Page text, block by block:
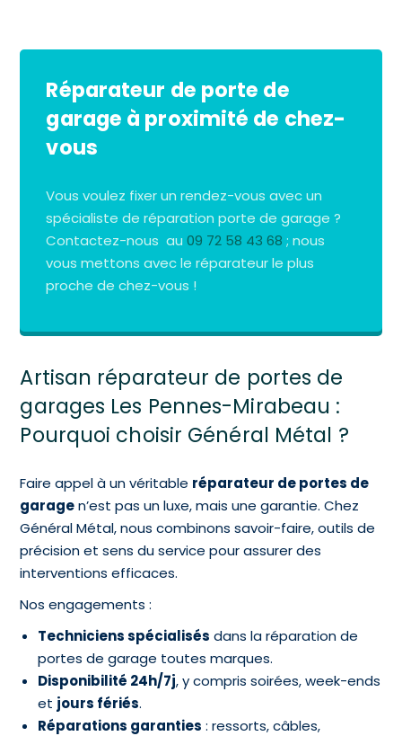
Réparateur de porte de
garage à proximité de chez-
vous
Vous voulez fixer un rendez-vous avec un
spécialiste de réparation porte de garage ?
Contactez-nous au09 72 58 43 68 ; nous
vous mettons avec le réparateur le plus
proche de chez-vous !
Artisan réparateur de portes de
garages Les Pennes-Mirabeau :
Pourquoi choisir Général Métal ?
Faire appel à un véritable réparateur de portes de
garagen’est pas un luxe, mais une garantie. Chez
Général Métal, nous combinons savoir-faire, outils de
précision et sens du service pour assurer des
interventions efficaces.
Nos engagements :
Techniciens spécialisés dans la réparation de
portes de garage toutes marques.
Disponibilité 24h/7j, y compris soirées, week-ends
et jours fériés.
Réparations garanties : ressorts, câbles,